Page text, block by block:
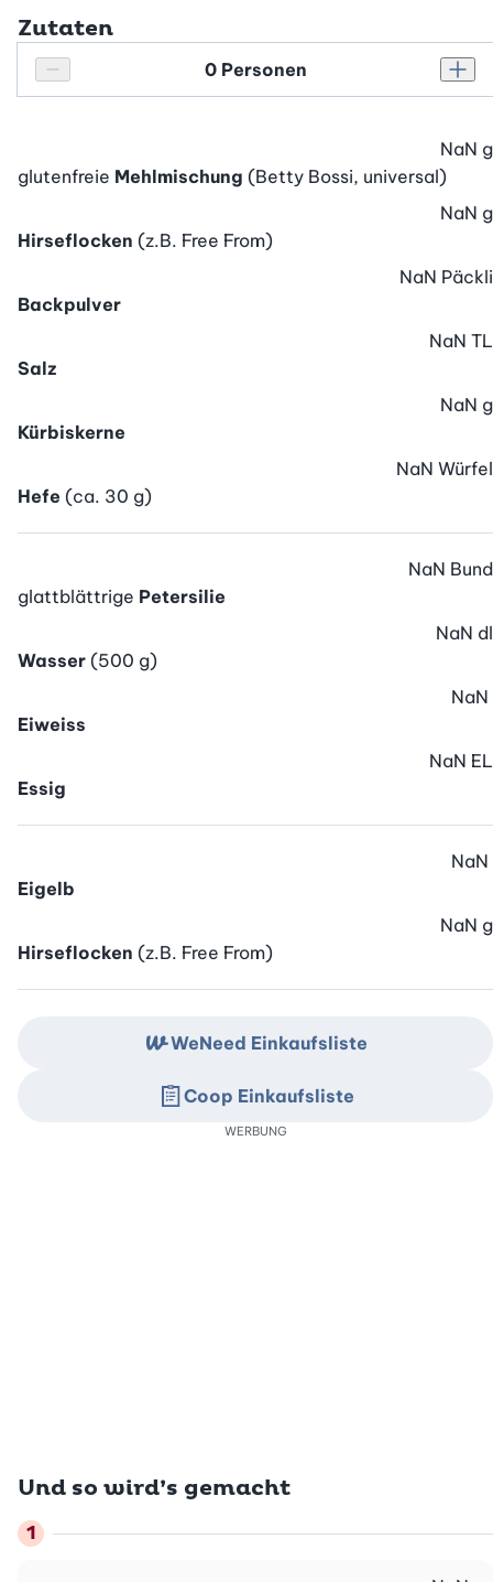
Zutaten
Personenanzahl verringern
Personenanzahl
glutenfreie Mehlmischung (Betty Bossi, universal)
NaN g
Hirseflocken (z.B. Free From)
NaN g
Backpulver
NaN Päckli
Salz
NaN TL
Kürbiskerne
NaN g
Hefe (ca. 30 g)
NaN Würfel
glattblättrige Petersilie
NaN Bund
Wasser (500 g)
NaN dl
Eiweiss
NaN
Essig
NaN EL
Eigelb
NaN
Hirseflocken (z.B. Free From)
NaN g
Und so wird’s gemacht
WeNeed Einkaufsliste
Coop Einkaufsliste
WERBUNG